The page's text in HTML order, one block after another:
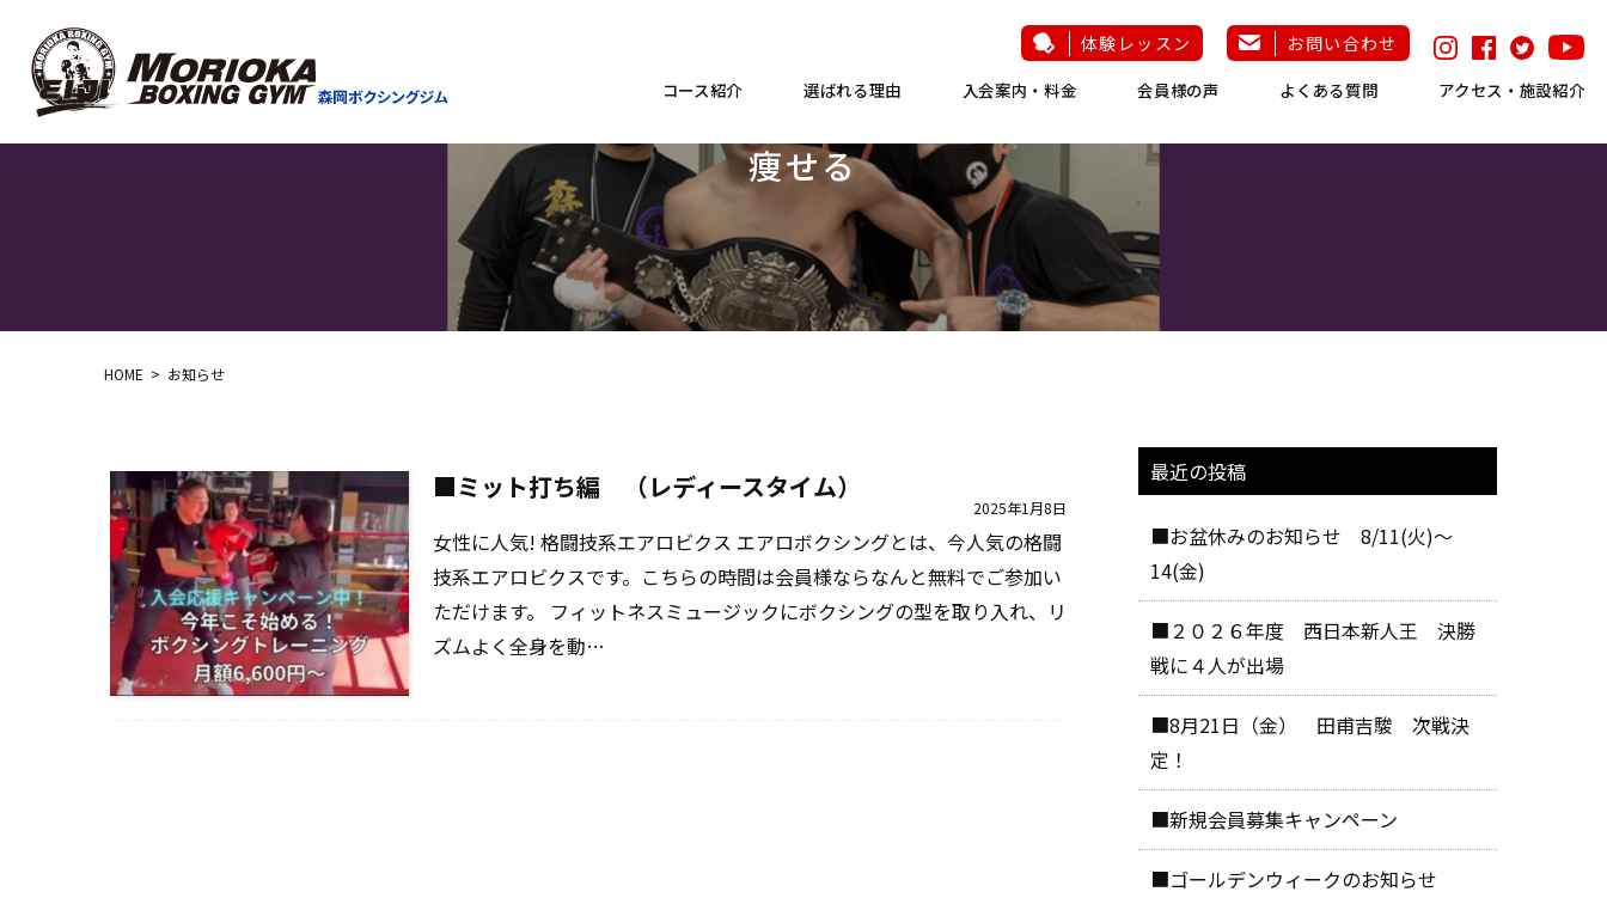
体験レッスン
お問い合わせ
コース紹介
選ばれる理由 入会案内・料金 会員様の声 よくある質問 アクセス・施設紹介
痩せる
HOME お知らせ
■ミット打ち編 （レディースタイム）
2025年1月8日
女性に人気! 格闘技系エアロビクス エアロボクシングとは、今人気の格闘
技系エアロビクスです。こちらの時間は会員様ならなんと無料でご参加い
ただけます。 フィットネスミュージックにボクシングの型を取り入れ、リ
ズムよく全身を動…
最近の投稿
■お盆休みのお知らせ 8/11(火)～
14(金)
■２０２６年度 西日本新人王 決勝
戦に４人が出場
■8月21日（金） 田甫吉駿 次戦決
定！
■新規会員募集キャンペーン
■ゴールデンウィークのお知らせ